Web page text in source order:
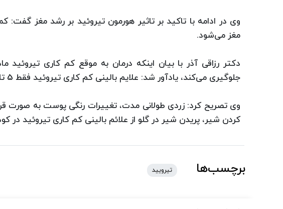
وی در ادامه با تاکید بر تاثیر هورمون تیروئید بر رشد مغز
مغز می‌شود.
دکتر رزاقی آذر با بیان اینکه درمان به موقع کم کاری تیروئید
جلوگیری می‌کند، یادآور شد: علایم بالینی کم کاری تیروئید فقط 5 تا 10 درصد موارد تشخیص داده می‌شود.
وی تصریح کرد: زردی طولانی مدت، تغییرات رنگی پوست به صورت
کردن شیر، پریدن شیر در گلو از علائم بالینی کم کاری تیروئید در
برچسب‌ها تیرویید